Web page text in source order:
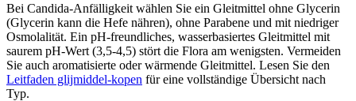
Bei Candida-Anfälligkeit wählen Sie ein Gleitmittel ohne Glycerin
(Glycerin kann die Hefe nähren), ohne Parabene und mit niedriger
Osmolalität. Ein pH-freundliches, wasserbasiertes Gleitmittel mit
saurem pH-Wert (3,5-4,5) stört die Flora am wenigsten. Vermeiden
Sie auch aromatisierte oder wärmende Gleitmittel. Lesen Sie den
Leitfaden glijmiddel-kopen für eine vollständige Übersicht nach
Typ.